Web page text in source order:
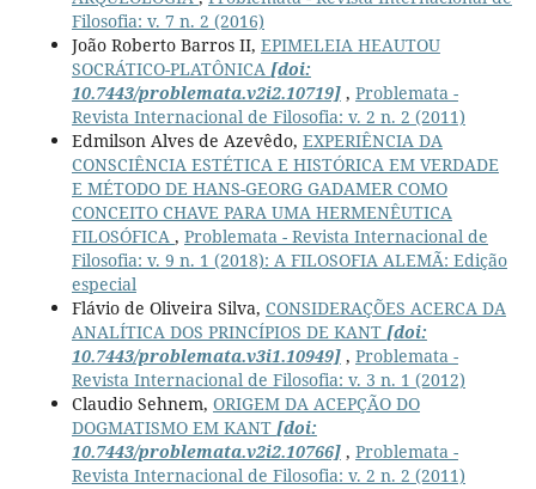
Filosofia: v. 7 n. 2 (2016)
João Roberto Barros II, EPIMELEIA HEAUTOU
SOCRÁTICO-PLATÔNICA [doi:
10.7443/problemata.v2i2.10719], Problemata -
Revista Internacional de Filosofia: v. 2 n. 2 (2011)
Edmilson Alves de Azevêdo, EXPERIÊNCIA DA
CONSCIÊNCIA ESTÉTICA E HISTÓRICA EM VERDADE
E MÉTODO DE HANS-GEORG GADAMER COMO
CONCEITO CHAVE PARA UMA HERMENÊUTICA
FILOSÓFICA , Problemata - Revista Internacional de
Filosofia: v. 9 n. 1 (2018): A FILOSOFIA ALEMÃ: Edição
especial
Flávio de Oliveira Silva, CONSIDERAÇÕES ACERCA DA
ANALÍTICA DOS PRINCÍPIOS DE KANT [doi:
10.7443/problemata.v3i1.10949], Problemata -
Revista Internacional de Filosofia: v. 3 n. 1 (2012)
Claudio Sehnem, ORIGEM DA ACEPÇÃO DO
DOGMATISMO EM KANT [doi:
10.7443/problemata.v2i2.10766], Problemata -
Revista Internacional de Filosofia: v. 2 n. 2 (2011)